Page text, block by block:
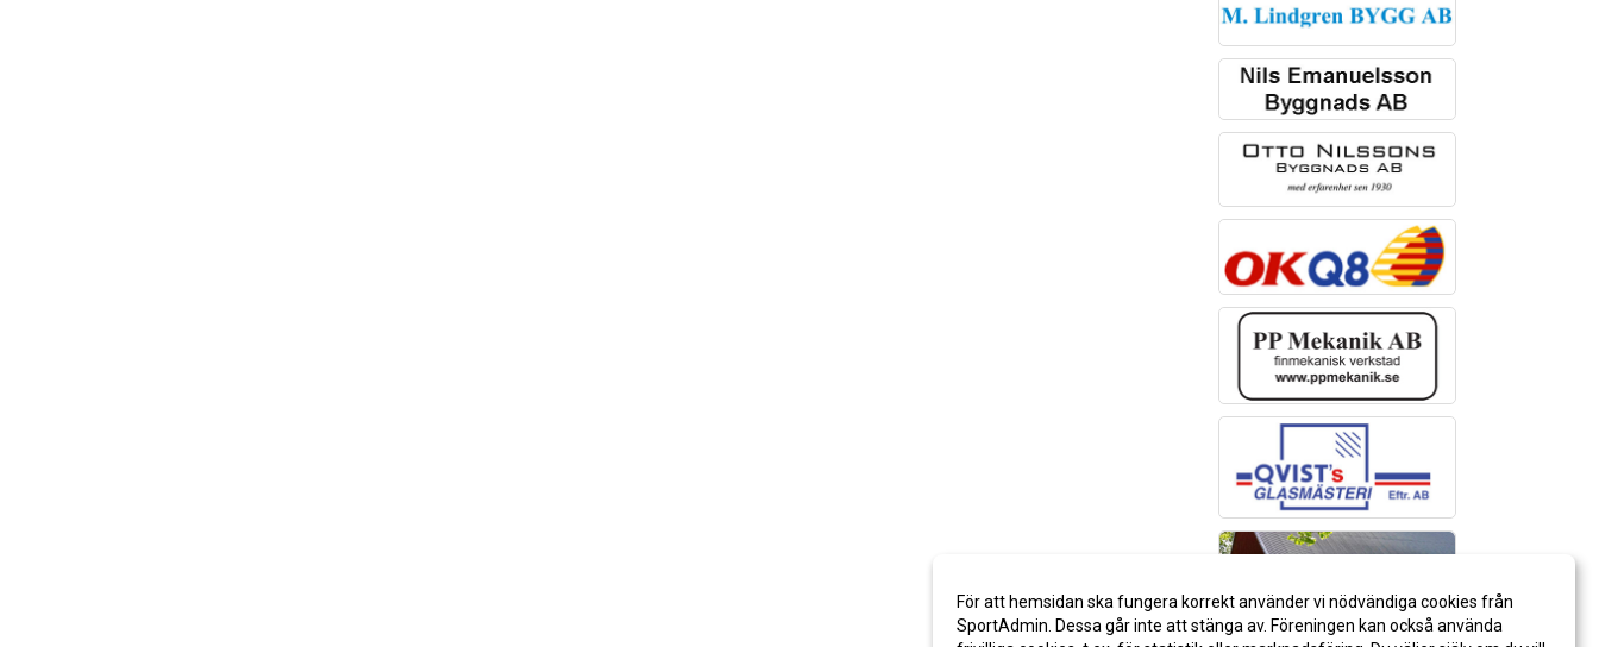
För att hemsidan ska fungera korrekt använder vi nödvändiga cookies från
SportAdmin. Dessa går inte att stänga av. Föreningen kan också använda